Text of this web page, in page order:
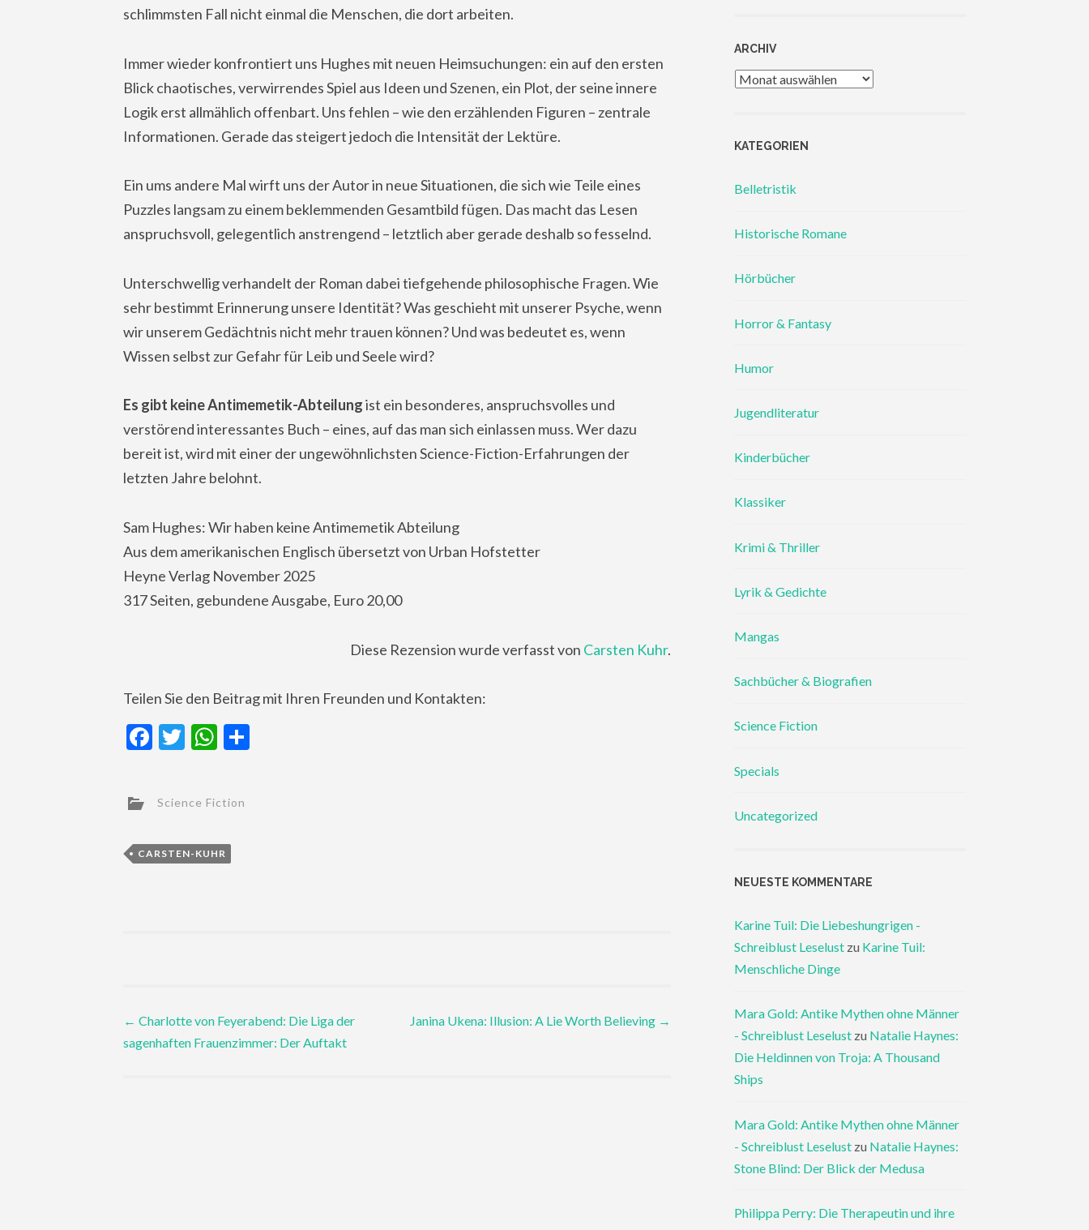
schlimmsten Fall nicht einmal die Menschen, die dort arbeiten.
Immer wieder konfrontiert uns Hughes mit neuen Heimsuchungen: ein auf den ersten
Blick chaotisches, verwirrendes Spiel aus Ideen und Szenen, ein Plot, der seine innere
Logik erst allmählich offenbart. Uns fehlen – wie den erzählenden Figuren – zentrale
Informationen. Gerade das steigert jedoch die Intensität der Lektüre.
Ein ums andere Mal wirft uns der Autor in neue Situationen, die sich wie Teile eines
Puzzles langsam zu einem beklemmenden Gesamtbild fügen. Das macht das Lesen
anspruchsvoll, gelegentlich anstrengend – letztlich aber gerade deshalb so fesselnd.
Unterschwellig verhandelt der Roman dabei tiefgehende philosophische Fragen. Wie
sehr bestimmt Erinnerung unsere Identität? Was geschieht mit unserer Psyche, wenn
wir unserem Gedächtnis nicht mehr trauen können? Und was bedeutet es, wenn
Wissen selbst zur Gefahr für Leib und Seele wird?
Es gibt keine Antimemetik-Abteilungist ein besonderes, anspruchsvolles und
verstörend interessantes Buch – eines, auf das man sich einlassen muss. Wer dazu
bereit ist, wird mit einer der ungewöhnlichsten Science-Fiction-Erfahrungen der
letzten Jahre belohnt.
Sam Hughes: Wir haben keine Antimemetik Abteilung
Aus dem amerikanischen Englisch übersetzt von Urban Hofstetter
Heyne Verlag November 2025
317 Seiten, gebundene Ausgabe, Euro 20,00
Diese Rezension wurde verfasst von Carsten Kuhr.
Teilen Sie den Beitrag mit Ihren Freunden und Kontakten:
Facebook
TwitterWhatsApp
Science Fiction
CARSTEN-KUHR
Post
navigation
← Charlotte von Feyerabend: Die Liga der
sagenhaften Frauenzimmer: Der Auftakt
Janina Ukena: Illusion: A Lie Worth Believing →
ARCHIV
Archiv
KATEGORIEN
Belletristik
Historische Romane
Hörbücher
Horror & Fantasy
Humor
Jugendliteratur
Kinderbücher
Klassiker
Krimi & Thriller
Lyrik & Gedichte
Mangas
Sachbücher & Biografien
Science Fiction
Specials
Uncategorized
NEUESTE KOMMENTARE
Karine Tuil: Die Liebeshungrigen -
Schreiblust Leselust zu Karine Tuil:
Menschliche Dinge
Mara Gold: Antike Mythen ohne Männer
- Schreiblust Leselust zu Natalie Haynes:
Die Heldinnen von Troja: A Thousand
Ships
Mara Gold: Antike Mythen ohne Männer
- Schreiblust Leselust zu Natalie Haynes:
Stone Blind: Der Blick der Medusa
Philippa Perry: Die Therapeutin und ihre